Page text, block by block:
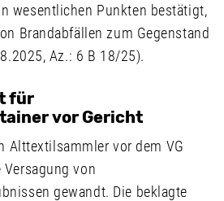
wesentlichen Punkten bestätigt,
Brandabfällen zum Gegenstand
Az.: 6 B 18/25).
für
vor Gericht
Alttextilsammler vor dem VG
von
gewandt. Die beklagte